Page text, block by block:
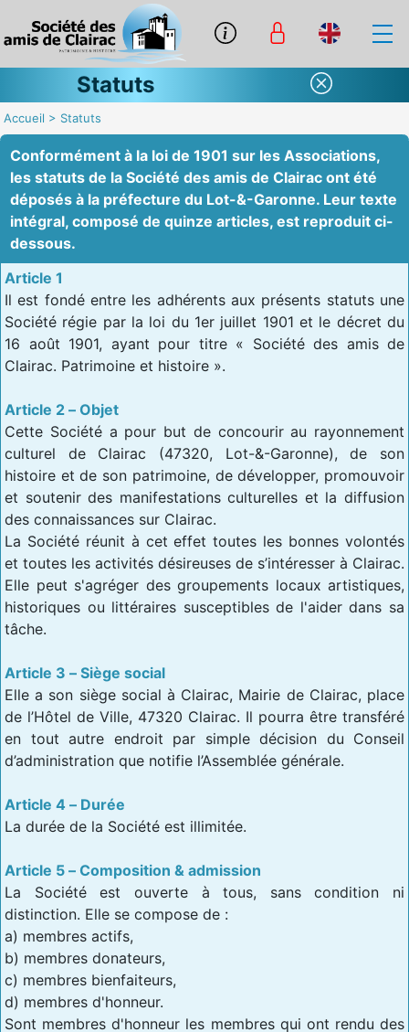
Statuts
Accueil > Statuts
Conformément à la loi de 1901 sur les Associations,
les statuts de la Société des amis de Clairac ont été
déposés à la préfecture du Lot-&-Garonne. Leur texte
intégral, composé de quinze articles, est reproduit ci-
dessous.
Article 1
Il est fondé entre les adhérents aux présents statuts une
Société régie par la loi du 1er juillet 1901 et le décret du
16 août 1901, ayant pour titre « Société des amis de
Clairac. Patrimoine et histoire ».
Article 2 – Objet
Cette Société a pour but de concourir au rayonnement
culturel de Clairac (47320, Lot-&-Garonne), de son
histoire et de son patrimoine, de développer, promouvoir
et soutenir des manifestations culturelles et la diffusion
des connaissances sur Clairac.
La Société réunit à cet effet toutes les bonnes volontés
et toutes les activités désireuses de s’intéresser à Clairac.
Elle peut s'agréger des groupements locaux artistiques,
historiques ou littéraires susceptibles de l'aider dans sa
tâche.
Article 3 – Siège social
Elle a son siège social à Clairac, Mairie de Clairac, place
de l’Hôtel de Ville, 47320 Clairac. Il pourra être transféré
en tout autre endroit par simple décision du Conseil
d’administration que notifie l’Assemblée générale.
Article 4 – Durée
La durée de la Société est illimitée.
Article 5 – Composition & admission
La Société est ouverte à tous, sans condition ni
distinction. Elle se compose de :
a) membres actifs,
b) membres donateurs,
c) membres bienfaiteurs,
d) membres d'honneur.
Sont membres d'honneur les membres qui ont rendu des